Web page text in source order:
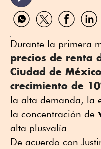
Compartir
por
Compartir
por
Compartir
por
por
Durante la primera
precios de renta
Ciudad de
crecimiento de
la alta demanda, la
la concentración de
alta plusvalía
De acuerdo con